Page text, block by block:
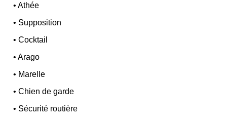
•Athée
• Supposition
•Cocktail
•Arago
• Marelle
•Chien de garde
• Sécurité routière